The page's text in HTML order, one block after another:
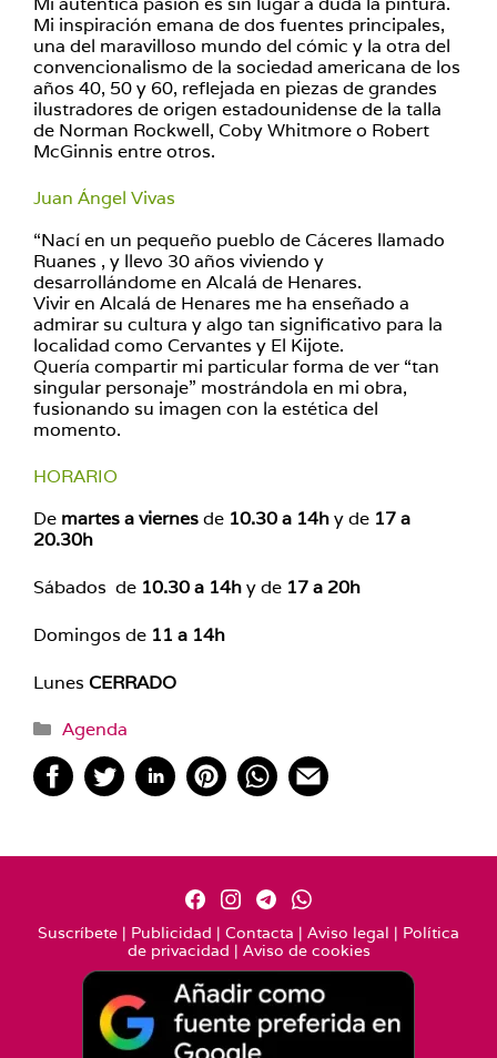
Mi inspiración emana de dos fuentes principales,
una del maravilloso mundo del cómic y la otra del
convencionalismo de la sociedad americana de los
años 40, 50 y 60, reflejada en piezas de grandes
ilustradores de origen estadounidense de la talla
de Norman Rockwell, Coby Whitmore o Robert
McGinnis entre otros.
Juan Ángel Vivas
“Nací en un pequeño pueblo de Cáceres llamado
Ruanes , y llevo 30 años viviendo y
desarrollándome en Alcalá de Henares.
Vivir en Alcalá de Henares me ha enseñado a
admirar su cultura y algo tan significativo para la
localidad como Cervantes y El Kijote.
Quería compartir mi particular forma de ver “tan
singular personaje” mostrándola en mi obra,
fusionando su imagen con la estética del
momento.
HORARIO
De martes a viernesde 10.30 a 14hy de 17 a
20.30h
Sábados de 10.30 a 14hy de 17 a 20h
Domingos de 11 a 14h
Lunes CERRADO
Categorías
Agenda
Suscríbete | Publicidad | Contacta | Aviso legal | Política
de privacidad | Aviso de cookies